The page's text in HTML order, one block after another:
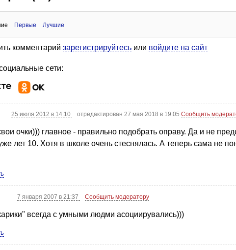
Первые Лучшие
комментарий зарегистрируйтесь или войдите на сайт
сети:
25 июля 2012 в 14:10 отредактирован 27 мая 2018 в 19:05Сообщить
очки))) главное - правильно подобрать оправу. Да и не
лет 10. Хотя в школе очень стеснялась. А теперь сама не
7 января 2007 в 21:37 Сообщить модератору
всегда с умными людми асоциирувались)))